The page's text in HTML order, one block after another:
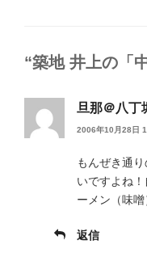
“築地 井上の「
旦那＠八丁
2006年10月28日
もんぜき通
いですよね
ーメン（味噌
返信